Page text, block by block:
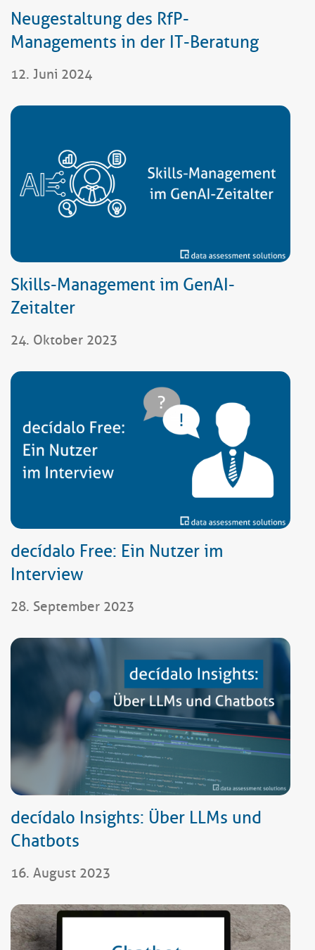
Neugestaltung des RfP-
Managements in der IT-Beratung
12. Juni 2024
Skills-Management im GenAI-
Zeitalter
24. Oktober 2023
decídalo Free: Ein Nutzer im
Interview
28. September 2023
decídalo Insights: Über LLMs und
Chatbots
16. August 2023